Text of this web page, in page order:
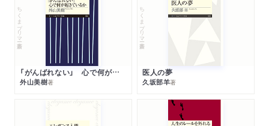
WEB 2025/09/02
ダイヤモンド・オンラインに抜粋記事が掲載されました。
「公的年金の強制加入が必要な「本当の理由」…行動経済学
者の答えに納得感しかなかった！」
ちくまプリマー新書
「がんばれない」 心で何が起きているか
外山美樹著
ちくまプリマー新書
医人の夢
久坂部羊著